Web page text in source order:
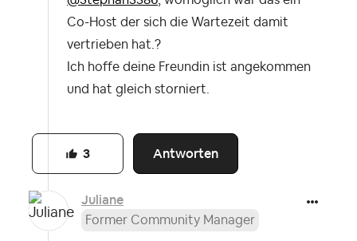
Co-Host der sich die Wartezeit damit
vertrieben hat.?
Ich hoffe deine Freundin ist angekommen
und hat gleich storniert.
Antworten
3
Juliane
Former Community Manager